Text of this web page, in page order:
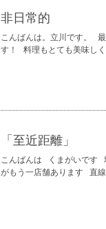
非日常的
こんばんは。立川です。
す！ 料理もとても美味し
「至近距離」
こんばんは くまがいです
がもう一店舗あります 直